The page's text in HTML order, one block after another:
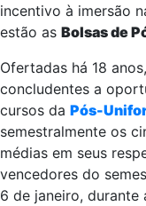
incentivo à imersão
estão as Bolsas de
Ofertadas há 18
concludentes a
cursos da Pós-
semestralmente os
médias em seus
vencedores do
6 de janeiro, durante